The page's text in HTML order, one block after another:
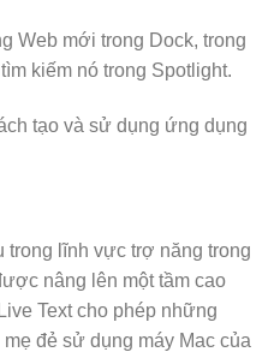
Web mới trong Dock, trong
kiếm nó trong Spotlight.
tạo và sử dụng ứng dụng
lĩnh vực trợ năng trong
nâng lên một tầm cao
Text cho phép những
đẻ sử dụng máy Mac của